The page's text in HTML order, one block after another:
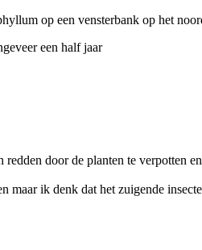
op een vensterbank op het
een half jaar
door de planten te
ik denk dat het zuigende